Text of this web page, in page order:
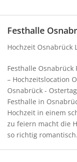
Festhalle
Hochzeit Osnabrück
Festhalle Osnabrück
– Hochzeitslocation
Osnabrück -
Festhalle in
Hochzeit in einem
zu feiern macht die
so richtig